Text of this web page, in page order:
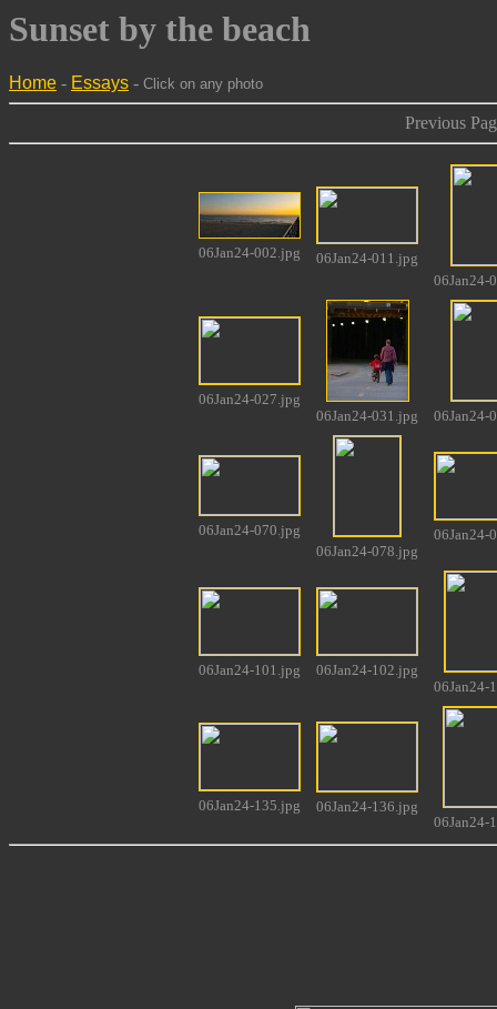
Sunset by the beach
Home - Essays - Click on any photo
Previous
06Jan24-002.jpg
06Jan24-011.jpg
06Jan24-
06Jan24-027.jpg
06Jan24-031.jpg
06Jan24-
06Jan24-070.jpg
06Jan24-078.jpg
06Jan24-
06Jan24-101.jpg
06Jan24-102.jpg
06Jan24-
06Jan24-135.jpg
06Jan24-136.jpg
06Jan24-